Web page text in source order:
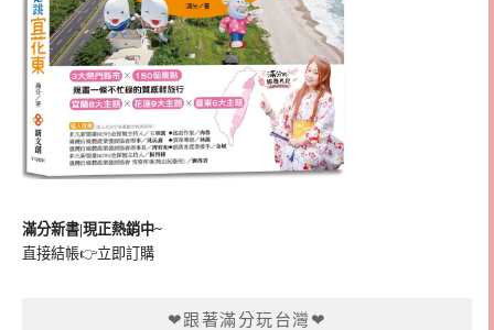
滿分新書|現正熱銷中~
直接結帳👉立即訂購
❤跟著滿分玩台灣❤